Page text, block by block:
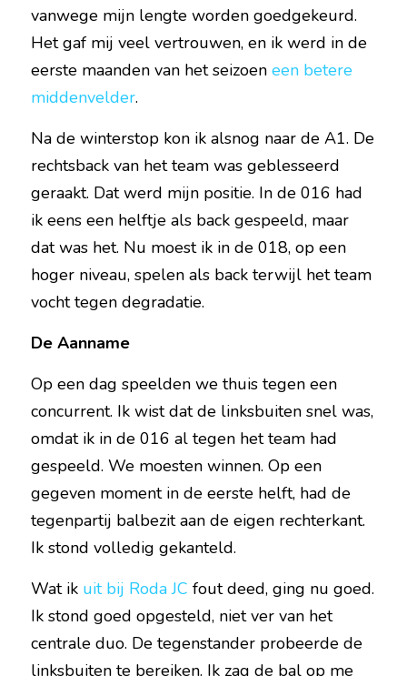
vanwege mijn lengte worden goedgekeurd.
Het gaf mij veel vertrouwen, en ik werd in de
eerste maanden van het seizoen een betere
middenvelder.
Na de winterstop kon ik alsnog naar de A1. De
rechtsback van het team was geblesseerd
geraakt. Dat werd mijn positie. In de 016 had
ik eens een helftje als back gespeeld, maar
dat was het. Nu moest ik in de 018, op een
hoger niveau, spelen als back terwijl het team
vocht tegen degradatie.
De Aanname
Op een dag speelden we thuis tegen een
concurrent. Ik wist dat de linksbuiten snel was,
omdat ik in de 016 al tegen het team had
gespeeld. We moesten winnen. Op een
gegeven moment in de eerste helft, had de
tegenpartij balbezit aan de eigen rechterkant.
Ik stond volledig gekanteld.
Wat ik uit bij Roda JC fout deed, ging nu goed.
Ik stond goed opgesteld, niet ver van het
centrale duo. De tegenstander probeerde de
linksbuiten te bereiken. Ik zag de bal op me